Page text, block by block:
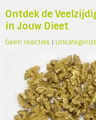
Ontdek de
in Jouw Dieet
Geen reacties |